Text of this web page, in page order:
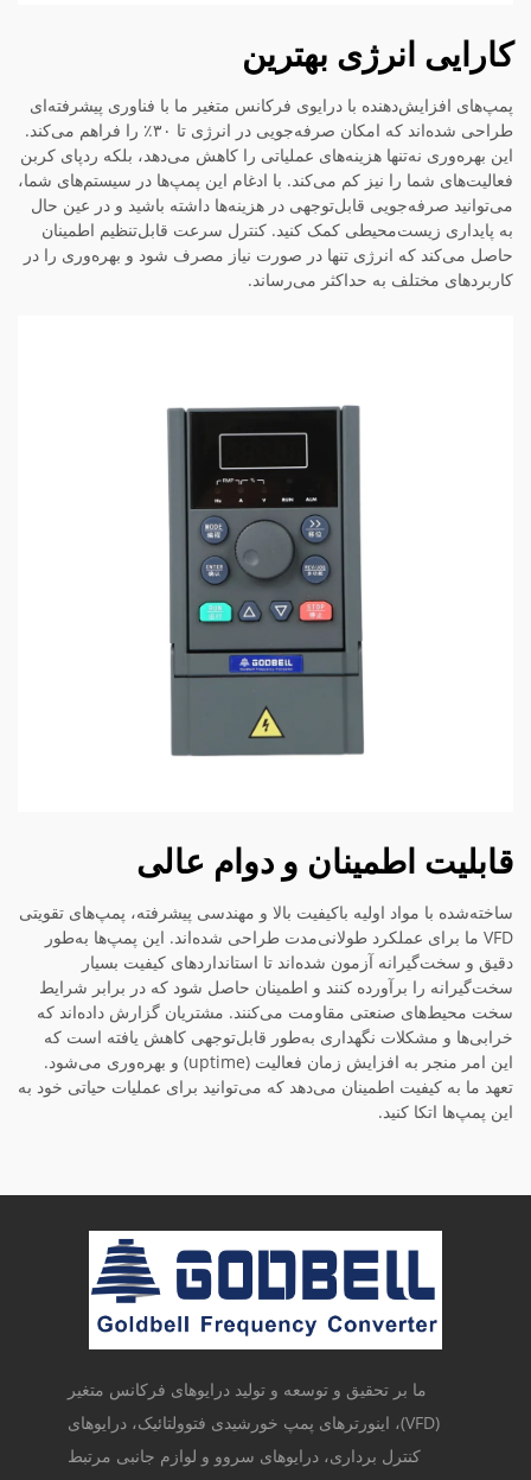
کارایی انرژی بهترین
پمپ‌های افزایش‌دهنده با درایوی فرکانس متغیر ما با فناوری پیشرفته‌ای
طراحی شده‌اند که امکان صرفه‌جویی در انرژی تا ۳۰٪ را فراهم می‌کند.
این بهره‌وری نه‌تنها هزینه‌های عملیاتی را کاهش می‌دهد، بلکه ردپای کربن
فعالیت‌های شما را نیز کم می‌کند. با ادغام این پمپ‌ها در سیستم‌های شما،
می‌توانید صرفه‌جویی قابل‌توجهی در هزینه‌ها داشته باشید و در عین حال
به پایداری زیست‌محیطی کمک کنید. کنترل سرعت قابل‌تنظیم اطمینان
حاصل می‌کند که انرژی تنها در صورت نیاز مصرف شود و بهره‌وری را در
کاربردهای مختلف به حداکثر می‌رساند.
قابلیت اطمینان و دوام عالی
ساخته‌شده با مواد اولیه باکیفیت بالا و مهندسی پیشرفته، پمپ‌های تقویتی
VFD ما برای عملکرد طولانی‌مدت طراحی شده‌اند. این پمپ‌ها به‌طور
دقیق و سخت‌گیرانه آزمون شده‌اند تا استانداردهای کیفیت بسیار
سخت‌گیرانه را برآورده کنند و اطمینان حاصل شود که در برابر شرایط
سخت محیط‌های صنعتی مقاومت می‌کنند. مشتریان گزارش داده‌اند که
خرابی‌ها و مشکلات نگهداری به‌طور قابل‌توجهی کاهش یافته است که
این امر منجر به افزایش زمان فعالیت (uptime) و بهره‌وری می‌شود.
تعهد ما به کیفیت اطمینان می‌دهد که می‌توانید برای عملیات حیاتی خود به
این پمپ‌ها اتکا کنید.
ما بر تحقیق و توسعه و تولید درایوهای فرکانس متغیر
(VFD)، اینورترهای پمپ خورشیدی فتوولتائیک، درایوهای
کنترل برداری، درایوهای سروو و لوازم جانبی مرتبط